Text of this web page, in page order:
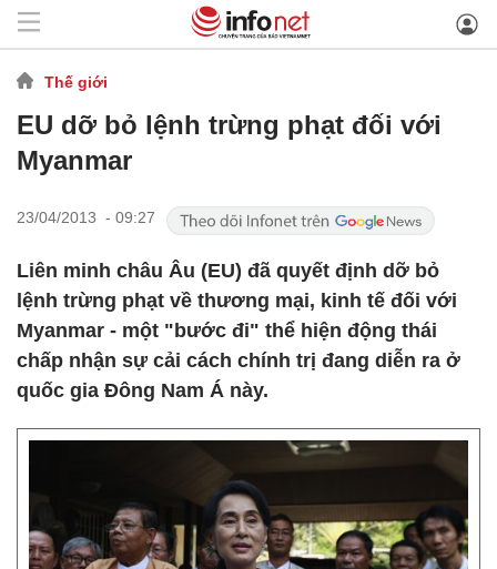
Thế giới
EU dỡ bỏ lệnh trừng phạt đối với
Myanmar
23/04/2013 - 09:27
Liên minh châu Âu (EU) đã quyết định dỡ bỏ
lệnh trừng phạt về thương mại, kinh tế đối với
Myanmar - một "bước đi" thể hiện động thái
chấp nhận sự cải cách chính trị đang diễn ra ở
quốc gia Đông Nam Á này.